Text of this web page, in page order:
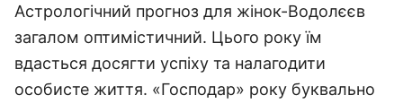
Астрологічний прогноз для жінок-Водолєєв
загалом оптимістичний. Цього року їм
вдасться досягти успіху та налагодити
особисте життя. «Господар» року буквально